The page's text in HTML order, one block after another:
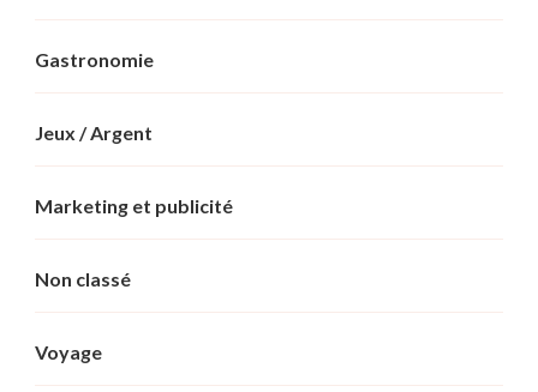
Gastronomie
Jeux / Argent
Marketing et publicité
Non classé
Voyage